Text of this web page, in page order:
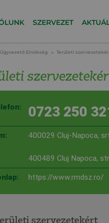
SZERVEZET
Ügyvezető Elnökség Területi
0723 250
400029 Cluj-Napoca,
400489 Cluj Napoca,
https://www.rmdsz.ro/
szervezetekért